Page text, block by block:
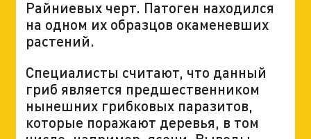
Райниевых черт. Патоген находился
на одном их образцов окаменевших
растений.
Специалисты считают, что данный
гриб является предшественником
нынешних грибковых паразитов,
которые поражают деревья, в том